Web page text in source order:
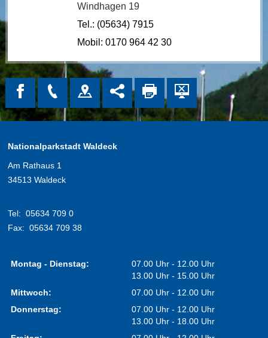
Windhagen 19
Tel.: (05634) 7915
Mobil: 0170 964 42 30
Nationalparkstadt Waldeck
Am Rathaus 1
34513 Waldeck
Tel: 05634 709 0
Fax: 05634 709 38
Montag - Dienstag:
07.00 Uhr - 12.00 Uhr
13.00 Uhr - 15.00 Uhr
Mittwoch:
07.00 Uhr - 12.00 Uhr
Donnerstag:
07.00 Uhr - 12.00 Uhr
13.00 Uhr - 18.00 Uhr